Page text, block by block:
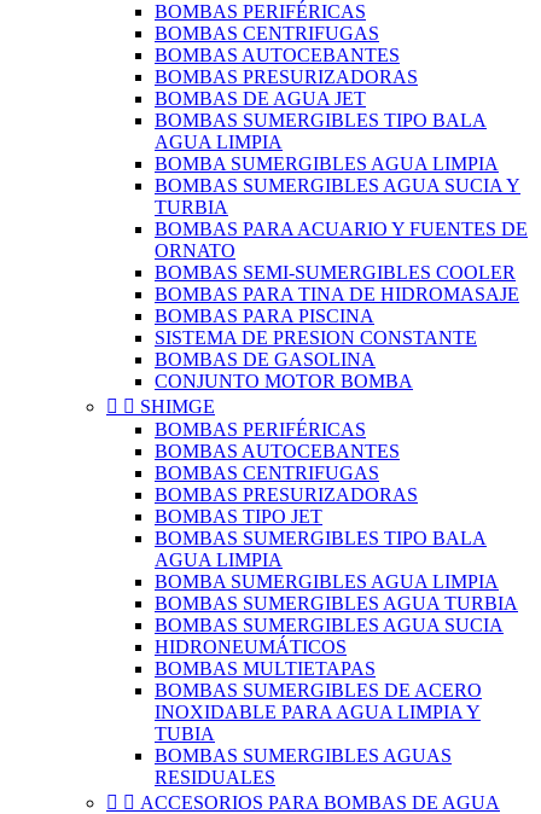
BOMBAS PERIFÉRICAS
BOMBAS CENTRIFUGAS
BOMBAS AUTOCEBANTES
BOMBAS PRESURIZADORAS
BOMBAS DE AGUA JET
BOMBAS SUMERGIBLES TIPO BALA
AGUA LIMPIA
BOMBA SUMERGIBLES AGUA LIMPIA
BOMBAS SUMERGIBLES AGUA SUCIA Y
TURBIA
BOMBAS PARA ACUARIO Y FUENTES DE
ORNATO
BOMBAS SEMI-SUMERGIBLES COOLER
BOMBAS PARA TINA DE HIDROMASAJE
BOMBAS PARA PISCINA
SISTEMA DE PRESION CONSTANTE
BOMBAS DE GASOLINA
CONJUNTO MOTOR BOMBA
  SHIMGE
BOMBAS PERIFÉRICAS
BOMBAS AUTOCEBANTES
BOMBAS CENTRIFUGAS
BOMBAS PRESURIZADORAS
BOMBAS TIPO JET
BOMBAS SUMERGIBLES TIPO BALA
AGUA LIMPIA
BOMBA SUMERGIBLES AGUA LIMPIA
BOMBAS SUMERGIBLES AGUA TURBIA
BOMBAS SUMERGIBLES AGUA SUCIA
HIDRONEUMÁTICOS
BOMBAS MULTIETAPAS
BOMBAS SUMERGIBLES DE ACERO
INOXIDABLE PARA AGUA LIMPIA Y
TUBIA
BOMBAS SUMERGIBLES AGUAS
RESIDUALES
  ACCESORIOS PARA BOMBAS DE AGUA